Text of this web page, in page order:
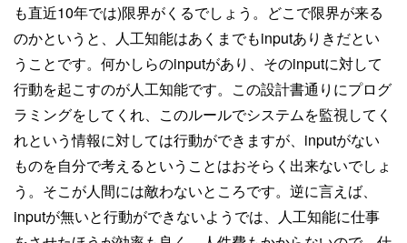
も直近10年では)限界がくるでしょう。どこで限界が来る
のかというと、人工知能はあくまでもinputありきだとい
うことです。何かしらのinputがあり、そのinputに対して
行動を起こすのが人工知能です。この設計書通りにプログ
ラミングをしてくれ、このルールでシステムを監視してく
れという情報に対しては行動ができますが、inputがない
ものを自分で考えるということはおそらく出来ないでしょ
う。そこが人間には敵わないところです。逆に言えば、
inputが無いと行動ができないようでは、人工知能に仕事